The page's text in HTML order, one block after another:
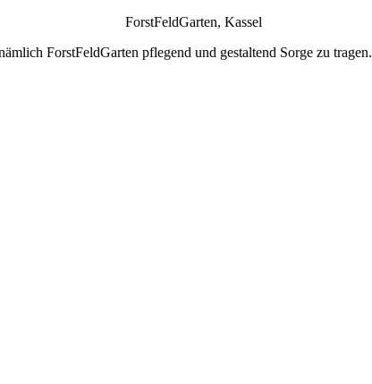
ForstFeldGarten, Kassel
ForstFeldGarten pflegend und gestaltend Sorge zu tragen.